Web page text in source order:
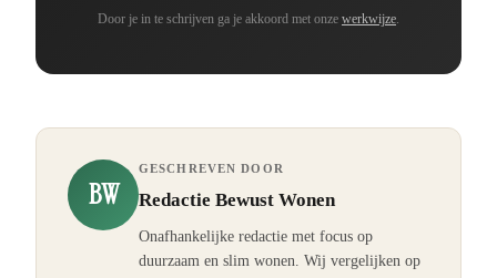
Door je in te schrijven ga je akkoord met onze werkwijze.
BW
GESCHREVEN DOOR
Redactie Bewust Wonen
Onafhankelijke redactie met focus op
duurzaam en slim wonen. Wij vergelijken op